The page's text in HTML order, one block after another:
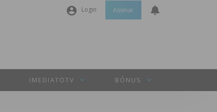
Login
Senha
Assinar
IMEDIATOTV BÓNUS